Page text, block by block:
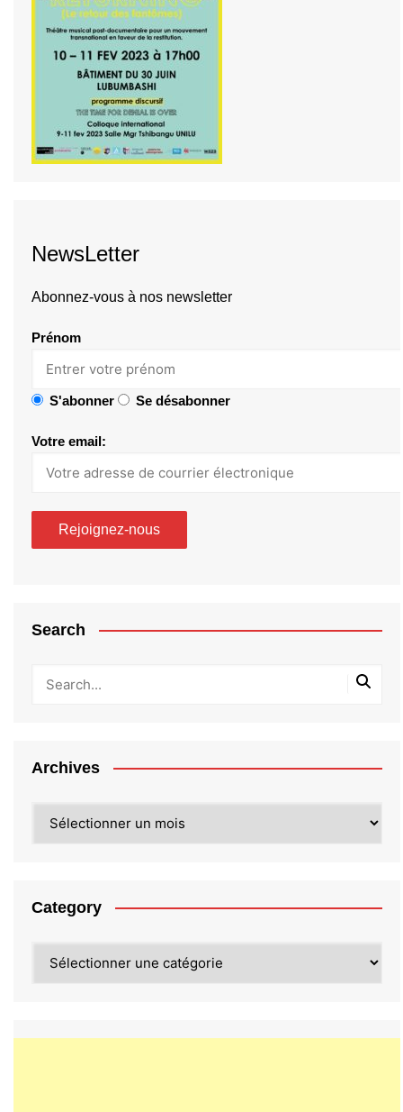
NewsLetter
Abonnez-vous à nos newsletter
Prénom
S'abonner Se désabonner
Votre email:
Search
Archives
Category